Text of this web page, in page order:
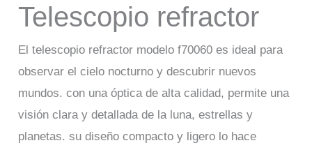
Telescopio refractor
El telescopio refractor modelo f70060 es ideal para
observar el cielo nocturno y descubrir nuevos
mundos. con una óptica de alta calidad, permite una
visión clara y detallada de la luna, estrellas y
planetas. su diseño compacto y ligero lo hace